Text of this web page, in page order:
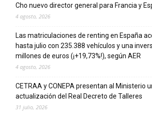
Cho nuevo director general para Francia y
4 agosto, 2026
Las matriculaciones de renting en España
hasta julio con 235.388 vehículos y una
millones de euros (¡+19,73%!), según AER
4 agosto, 2026
CETRAA y CONEPA presentan al Ministerio
actualización del Real Decreto de Talleres
31 julio, 2026